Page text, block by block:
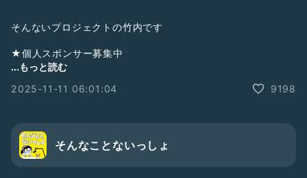
そんないプロジェクトの竹内です
★個人スポンサー募集中
この番組では、提供希望券をお送り頂きました方のお名前を紹
・ニッポン放送NEXT-RAD出演
掲載記事
・週間ダイヤモンド
...もっと読む
2025-11-11 06:01:04
9198
そんなことないっしょ